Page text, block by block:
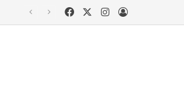
FacebookInstagram